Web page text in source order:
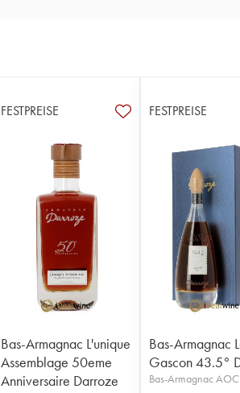
FESTPREISE
Bas-Armagnac L'unique
Assemblage 50eme
Anniversaire Darroze
FESTPREISE
Bas-Armagnac
Gascon 43.5°
Bas-Armagnac AOC